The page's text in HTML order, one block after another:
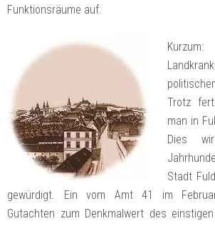
Funktionsräume auf.
Trotz
man in
Dies
Stadt
gewürdigt. Ein vom Amt 41 im
Gutachten zum Denkmalwert des